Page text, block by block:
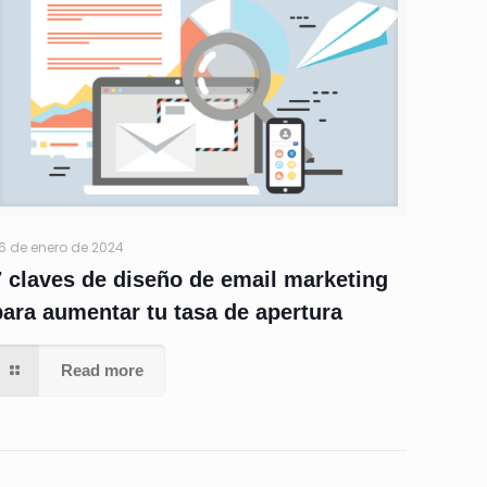
de enero de 2024
claves de diseño de email marketing
aumentar tu tasa de apertura
Read more